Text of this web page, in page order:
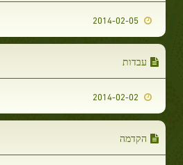
עבדות
הקדמה